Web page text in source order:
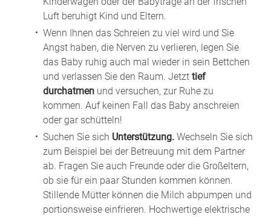
Luft beruhigt Kind und Eltern.
Wenn Ihnen das Schreien zu viel wird und Sie
Angst haben, die Nerven zu verlieren, legen Sie
das Baby ruhig auch mal wieder in sein Bettchen
und verlassen Sie den Raum. Jetzt tief
durchatmen und versuchen, zur Ruhe zu
kommen. Auf keinen Fall das Baby anschreien
oder gar schütteln!
Suchen Sie sich Unterstützung. Wechseln Sie sich
zum Beispiel bei der Betreuung mit dem Partner
ab. Fragen Sie auch Freunde oder die Großeltern,
ob sie für ein paar Stunden kommen können.
Stillende Mütter können die Milch abpumpen und
portionsweise einfrieren. Hochwertige elektrische